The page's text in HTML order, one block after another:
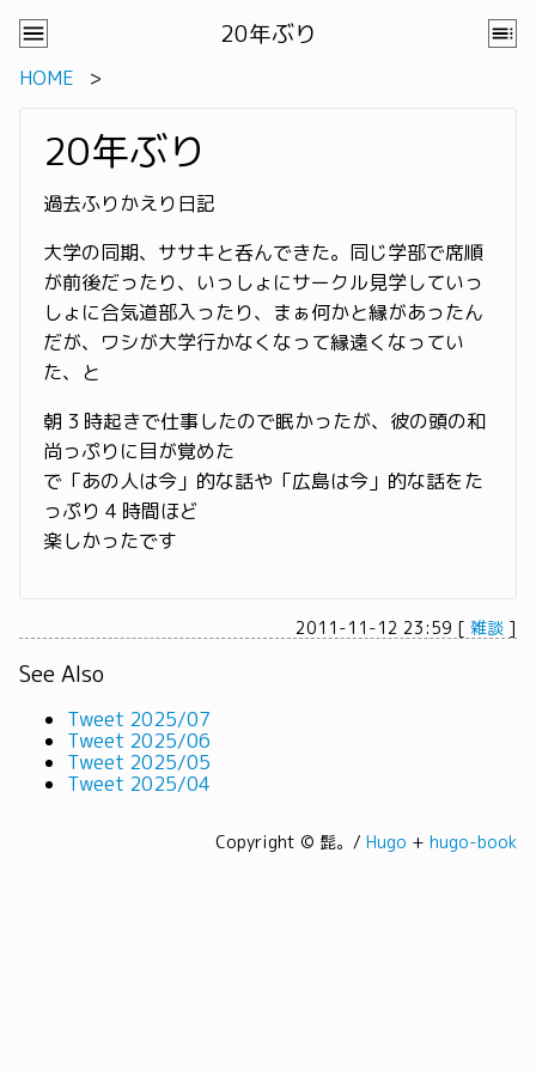
20年ぶり
HOME
20年ぶり
過去ふりかえり日記
大学の同期、ササキと呑んできた。同じ学部で席順
が前後だったり、いっしょにサークル見学していっ
しょに合気道部入ったり、まぁ何かと縁があったん
だが、ワシが大学行かなくなって縁遠くなってい
た、と
朝 3 時起きで仕事したので眠かったが、彼の頭の和
尚っぷりに目が覚めた
で「あの人は今」的な話や「広島は今」的な話をた
っぷり 4 時間ほど
楽しかったです
2011-11-12 23:59 [ 雑談 ]
See Also
Tweet 2025/07
Tweet 2025/06
Tweet 2025/05
Tweet 2025/04
Copyright © 髭。/ Hugo + hugo-book